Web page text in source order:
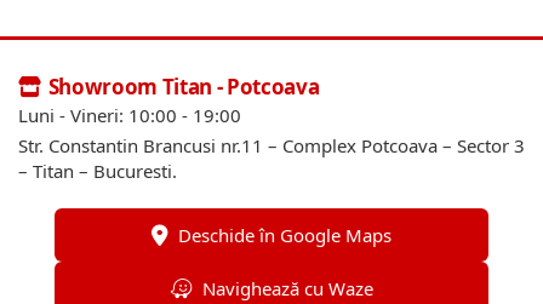
Showroom Titan - Potcoava
Luni - Vineri: 10:00 - 19:00
Str. Constantin Brancusi nr.11 – Complex Potcoava – Sector 3
– Titan – Bucuresti.
Deschide în Google Maps
Navighează cu Waze